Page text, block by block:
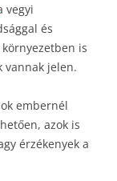
vegyi
és
is
vannak jelen.
embernél
azok is
érzékenyek a